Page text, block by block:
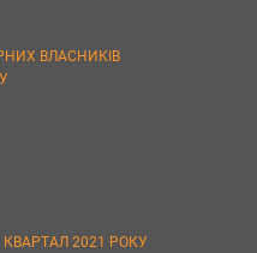
ВЛАСНИКІВ
2021 РОКУ